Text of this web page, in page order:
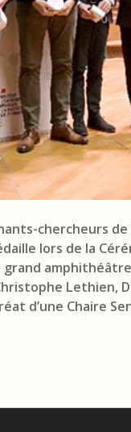
chercheurs de
lors de la
grand
Lethien,
d’une Chaire